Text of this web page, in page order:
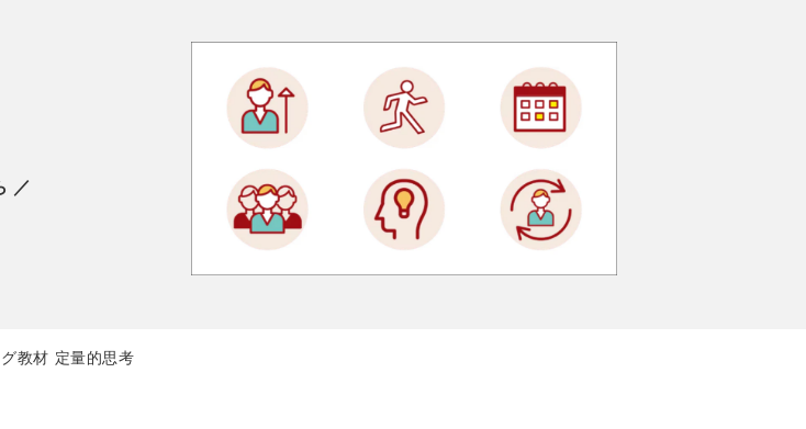
／
教材 定量的思考